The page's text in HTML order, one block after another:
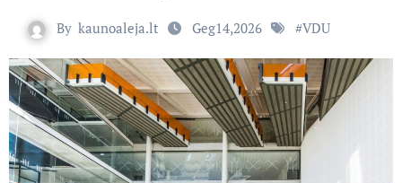
By kaunoaleja.lt Geg14,2026 #VDU